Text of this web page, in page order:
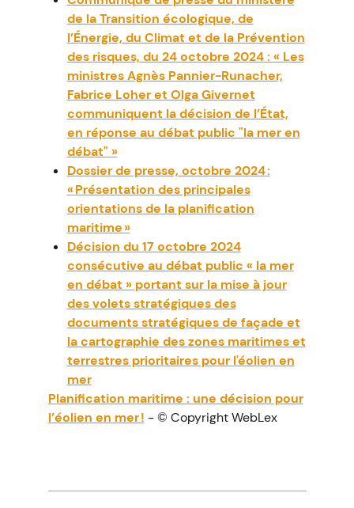
de la Transition écologique, de
l’Énergie, du Climat et de la Prévention
des risques, du 24 octobre 2024 : « Les
ministres Agnès Pannier-Runacher,
Fabrice Loher et Olga Givernet
communiquent la décision de l’État,
en réponse au débat public "la mer en
débat" »
Dossier de presse, octobre 2024 :
« Présentation des principales
orientations de la planification
maritime »
Décision du 17 octobre 2024
consécutive au débat public « la mer
en débat » portant sur la mise à jour
des volets stratégiques des
documents stratégiques de façade et
la cartographie des zones maritimes et
terrestres prioritaires pour l'éolien en
mer
Planification maritime : une décision pour
l’éolien en mer ! - © Copyright WebLex